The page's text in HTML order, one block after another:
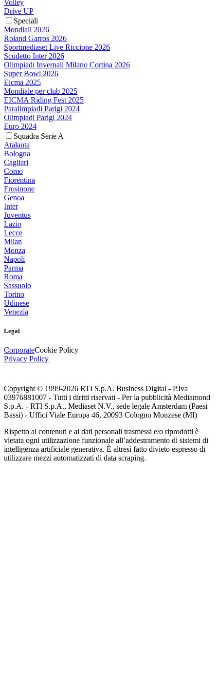
Volley
Drive UP
Speciali
Mondiali 2026
Roland Garros 2026
Sportmediaset Live Riccione 2026
Scudetto Inter 2026
Olimpiadi Invernali Milano Cortina 2026
Super Bowl 2026
Eicma 2025
Mondiale per club 2025
EICMA Riding Fest 2025
Paralimpiadi Parigi 2024
Olimpiadi Parigi 2024
Euro 2024
Squadra Serie A
Atalanta
Bologna
Cagliari
Como
Fiorentina
Frosinone
Genoa
Inter
Juventus
Lazio
Lecce
Milan
Monza
Napoli
Parma
Roma
Sassuolo
Torino
Udinese
Venezia
Legal
CorporateCookie Policy
Privacy Policy
Copyright © 1999-2026 RTI S.p.A. Business Digital - P.Iva
03976881007 - Tutti i diritti riservati - Per la pubblicità Mediamond
S.p.A. - RTI S.p.A., Mediaset N.V., sede legale Amsterdam (Paesi
Bassi) - Uffici Viale Europa 46, 20093 Cologno Monzese (MI)
Rispetto ai contenuti e ai dati personali trasmessi e/o riprodotti è
vietata ogni utilizzazione funzionale all’addestramento di sistemi di
intelligenza artificiale generativa. È altresì fatto divieto espresso di
utilizzare mezzi automatizzati di data scraping.